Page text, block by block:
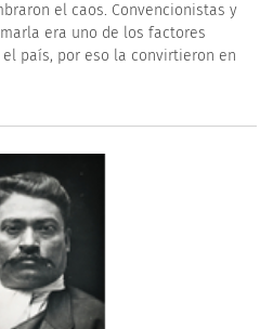
el caos. Convencionistas y
era uno de los factores
país, por eso la convirtieron en